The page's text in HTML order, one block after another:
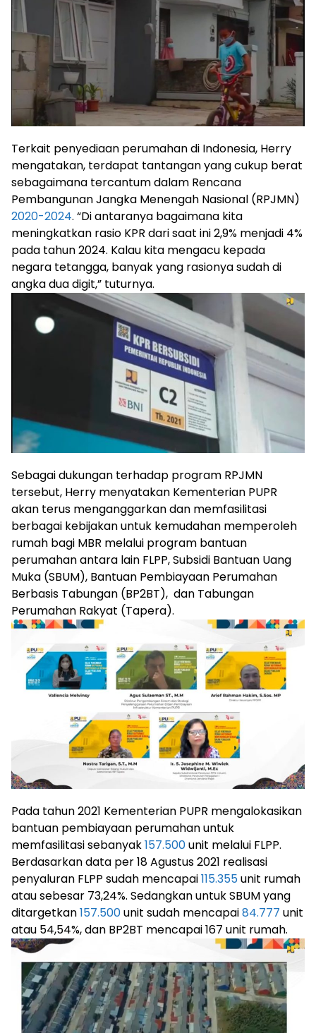
Terkait penyediaan perumahan di Indonesia, Herry
mengatakan, terdapat tantangan yang cukup berat
sebagaimana tercantum dalam Rencana
Pembangunan Jangka Menengah Nasional (RPJMN)
2020-2024. “Di antaranya bagaimana kita
meningkatkan rasio KPR dari saat ini 2,9% menjadi 4%
pada tahun 2024. Kalau kita mengacu kepada
negara tetangga, banyak yang rasionya sudah di
angka dua digit,” tuturnya.
Sebagai dukungan terhadap program RPJMN
tersebut, Herry menyatakan Kementerian PUPR
akan terus menganggarkan dan memfasilitasi
berbagai kebijakan untuk kemudahan memperoleh
rumah bagi MBR melalui program bantuan
perumahan antara lain FLPP, Subsidi Bantuan Uang
Muka (SBUM), Bantuan Pembiayaan Perumahan
Berbasis Tabungan (BP2BT), dan Tabungan
Perumahan Rakyat (Tapera).
Pada tahun 2021 Kementerian PUPR mengalokasikan
bantuan pembiayaan perumahan untuk
memfasilitasi sebanyak157.500unit melalui FLPP.
Berdasarkan data per 18 Agustus 2021 realisasi
penyaluran FLPP sudah mencapai115.355unit rumah
atau sebesar 73,24%. Sedangkan untuk SBUM yang
ditargetkan157.500unit sudah mencapai84.777 unit
atau 54,54%, dan BP2BT mencapai 167 unit rumah.